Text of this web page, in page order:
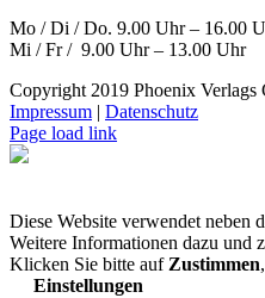
Mo / Di / Do. 9.00 Uhr – 16.00
Mi / Fr / 9.00 Uhr – 13.00 Uhr
Copyright 2019 Phoenix Verlags
Impressum | Datenschutz
Page load link
Diese Website verwendet neben
Weitere Informationen dazu und
Klicken Sie bitte auf Zustimmen
Einstellungen